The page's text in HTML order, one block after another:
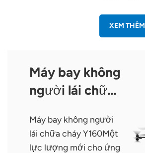
XEM THÊM
Máy bay không
người lái chữa
Máy bay không người
lái chữa cháy Y160Một
lực lượng mới cho ứng